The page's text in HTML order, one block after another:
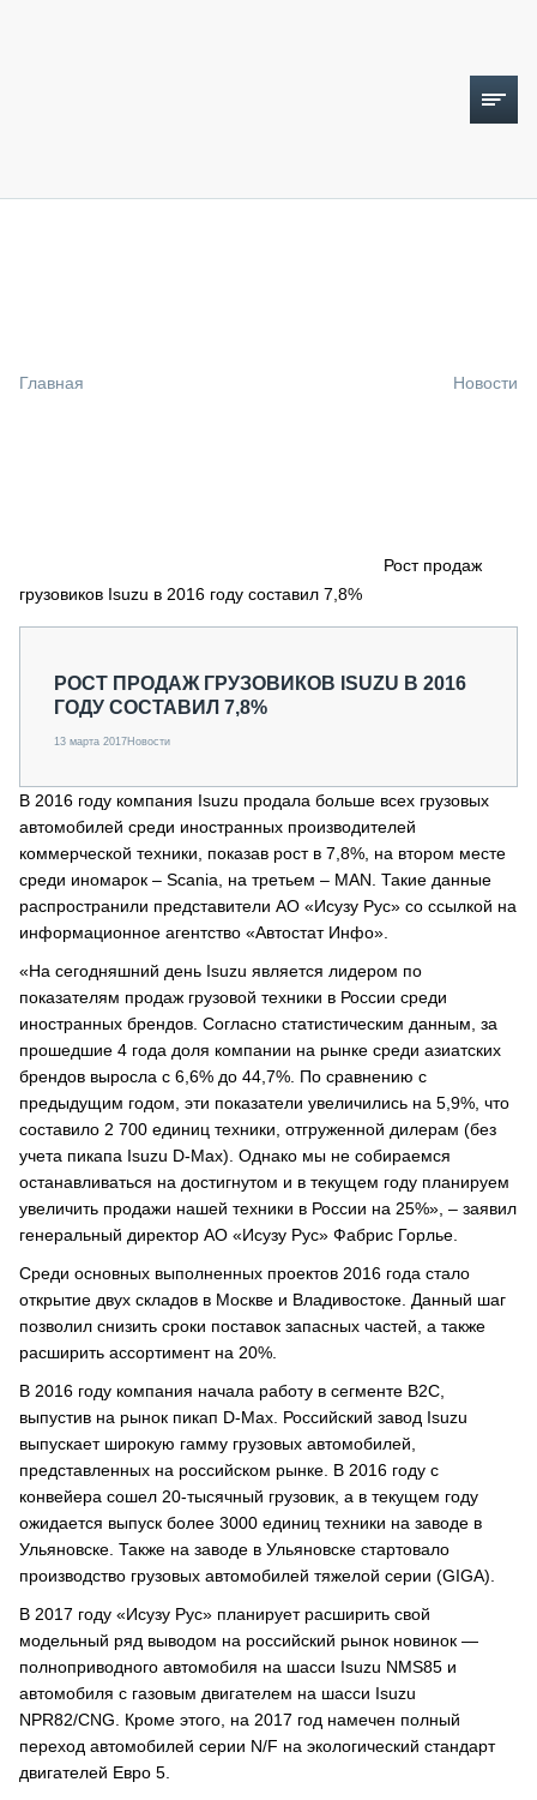
СПЕЦПРОЕКТЫ
О ПРОЕКТЕ
Главная Новости
Рост продаж
грузовиков Isuzu в 2016 году составил 7,8%
РОСТ ПРОДАЖ ГРУЗОВИКОВ ISUZU В 2016
ГОДУ СОСТАВИЛ 7,8%
13 марта 2017Новости
В 2016 году компания Isuzu продала больше всех грузовых
автомобилей среди иностранных производителей
коммерческой техники, показав рост в 7,8%, на втором месте
среди иномарок – Scania, на третьем – MAN. Такие данные
распространили представители АО «Исузу Рус» со ссылкой на
информационное агентство «Автостат Инфо».
«На сегодняшний день Isuzu является лидером по
показателям продаж грузовой техники в России среди
иностранных брендов. Согласно статистическим данным, за
прошедшие 4 года доля компании на рынке среди азиатских
брендов выросла с 6,6% до 44,7%. По сравнению с
предыдущим годом, эти показатели увеличились на 5,9%, что
составило 2 700 единиц техники, отгруженной дилерам (без
учета пикапа Isuzu D-Max). Однако мы не собираемся
останавливаться на достигнутом и в текущем году планируем
увеличить продажи нашей техники в России на 25%», – заявил
генеральный директор АО «Исузу Рус» Фабрис Горлье.
Среди основных выполненных проектов 2016 года стало
открытие двух складов в Москве и Владивостоке. Данный шаг
позволил снизить сроки поставок запасных частей, а также
расширить ассортимент на 20%.
В 2016 году компания начала работу в сегменте B2C,
выпустив на рынок пикап D-Max. Российский завод Isuzu
выпускает широкую гамму грузовых автомобилей,
представленных на российском рынке. В 2016 году с
конвейера сошел 20-тысячный грузовик, а в текущем году
ожидается выпуск более 3000 единиц техники на заводе в
Ульяновске. Также на заводе в Ульяновске стартовало
производство грузовых автомобилей тяжелой серии (GIGA).
В 2017 году «Исузу Рус» планирует расширить свой
модельный ряд выводом на российский рынок новинок —
полноприводного автомобиля на шасси Isuzu NMS85 и
автомобиля с газовым двигателем на шасси Isuzu
NPR82/CNG. Кроме этого, на 2017 год намечен полный
переход автомобилей серии N/F на экологический стандарт
двигателей Евро 5.